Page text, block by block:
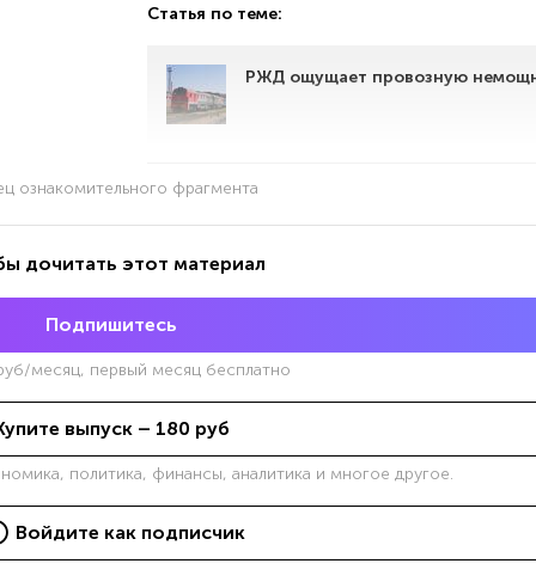
Статья по теме:
РЖД ощущает провозную
ознакомительного фрагмента
дочитать этот материал
Подпишитесь
месяц, первый месяц бесплатно
выпуск – 180 руб
политика, финансы, аналитика и многое другое.
Войдите как подписчик